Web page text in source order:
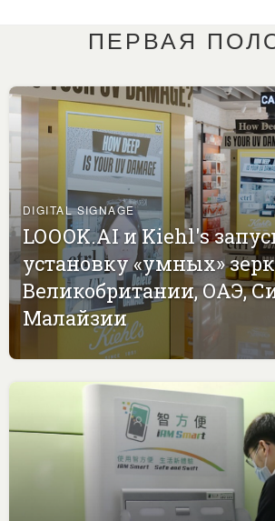
ПЕРВАЯ
DIGITAL SIGNAGE
LOOOK.AI и Kiehl's
установку «умных»
Великобритании, ОАЭ,
Малайзии